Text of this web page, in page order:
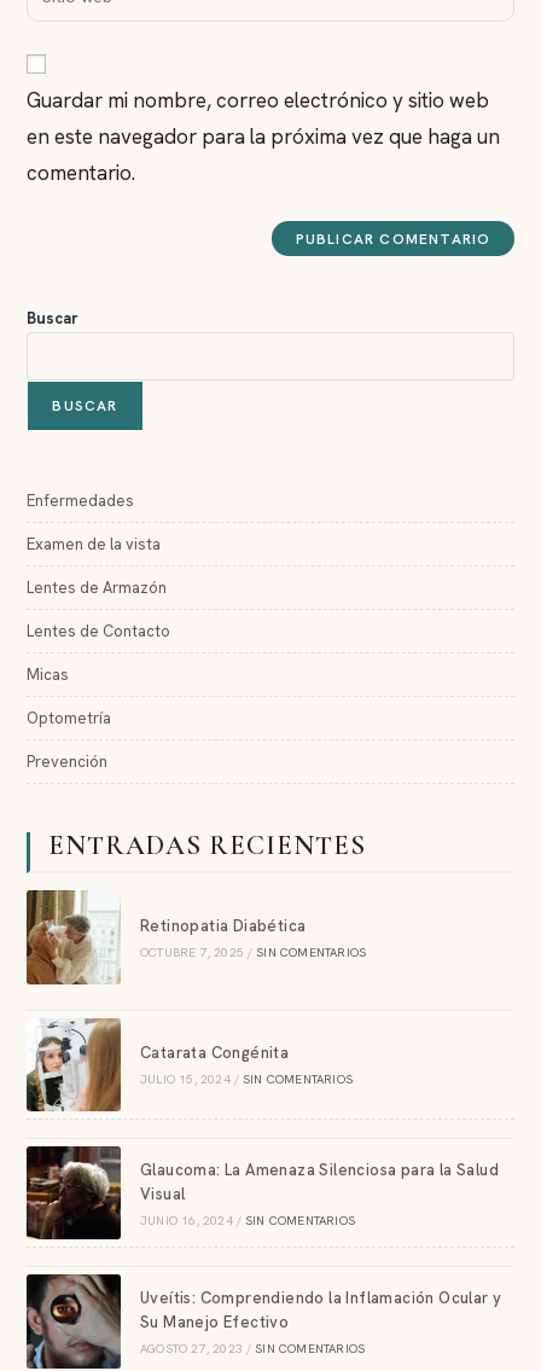
Guardar mi nombre, correo electrónico y sitio web
en este navegador para la próxima vez que haga un
comentario.
Buscar
BUSCAR
Enfermedades
Examen de la vista
Lentes de Armazón
Lentes de Contacto
Micas
Optometría
Prevención
ENTRADAS RECIENTES
Retinopatia Diabética
OCTUBRE 7, 2025 / SIN COMENTARIOS
Catarata Congénita
JULIO 15, 2024 / SIN COMENTARIOS
Glaucoma: La Amenaza Silenciosa para la Salud
Visual
JUNIO 16, 2024 / SIN COMENTARIOS
Uveítis: Comprendiendo la Inflamación Ocular y
Su Manejo Efectivo
AGOSTO 27, 2023 / SIN COMENTARIOS